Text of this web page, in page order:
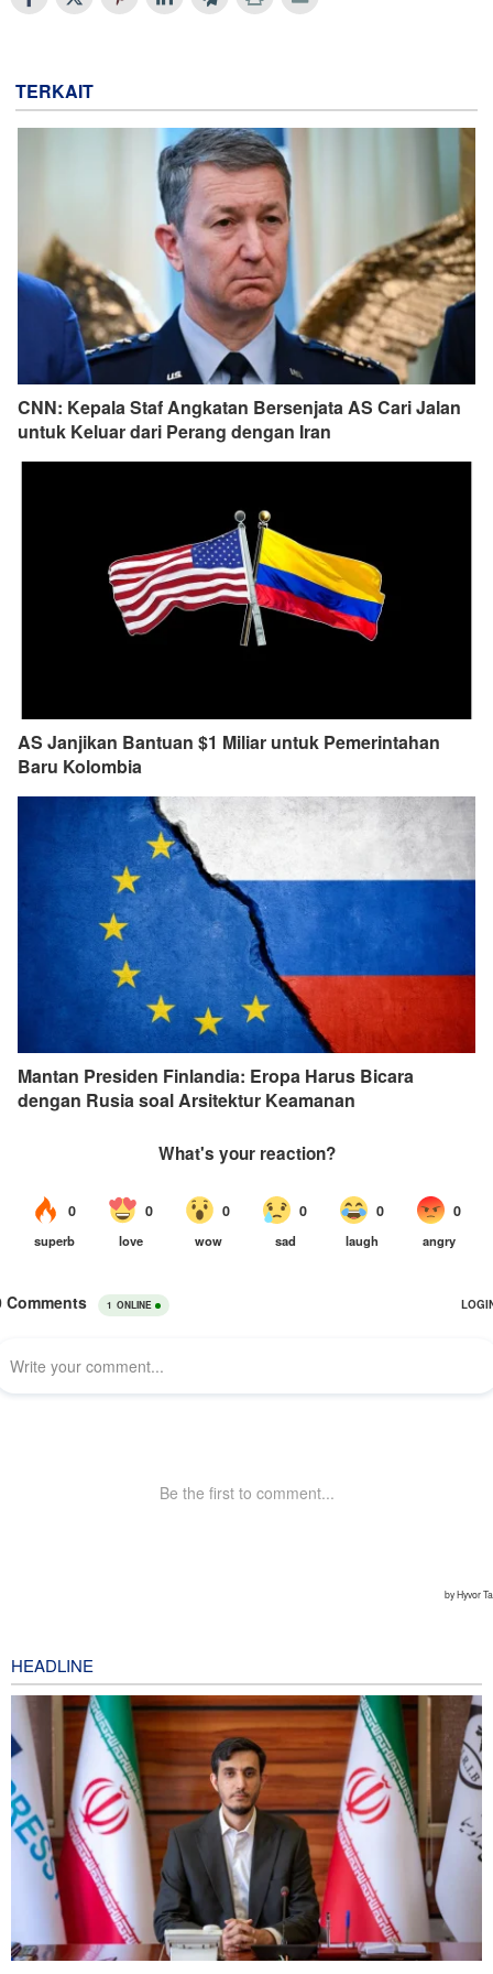
TERKAIT
CNN: Kepala Staf Angkatan Bersenjata AS Cari Jalan
untuk Keluar dari Perang dengan Iran
AS Janjikan Bantuan $1 Miliar untuk Pemerintahan
Baru Kolombia
Mantan Presiden Finlandia: Eropa Harus Bicara
dengan Rusia soal Arsitektur Keamanan
HEADLINE